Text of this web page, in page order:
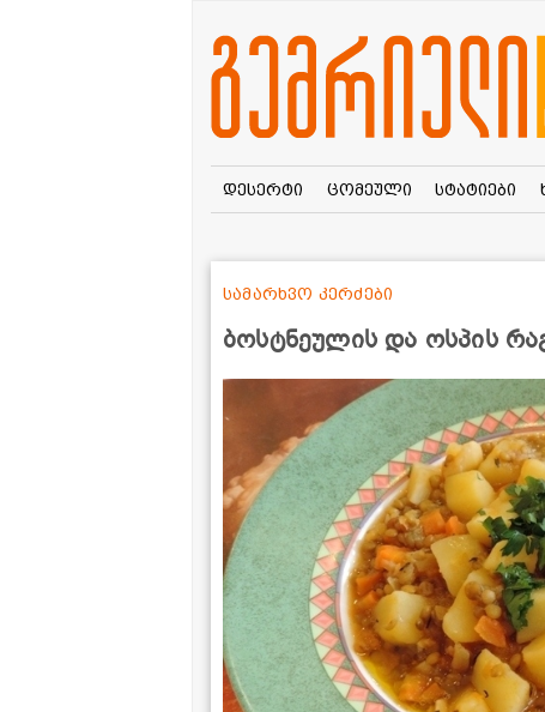
დესერტი ცომეული სტატიები
ბოსტნეულის და ოსპის
სამარხვო კერძები